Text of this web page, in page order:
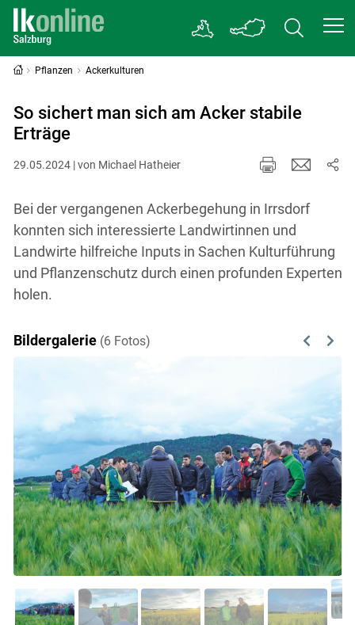
Pflanzen Ackerkulturen
So sichert man sich am Acker stabile
Erträge
29.05.2024 | von Michael Hatheier
Bei der vergangenen Ackerbegehung in Irrsdorf
konnten sich interessierte Landwirtinnen und
Landwirte hilfreiche Inputs in Sachen Kulturführung
und Pflanzenschutz durch einen profunden Experten
holen.
Bildergalerie (6 Fotos) Previous
Next